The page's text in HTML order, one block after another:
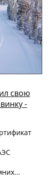
свою
-